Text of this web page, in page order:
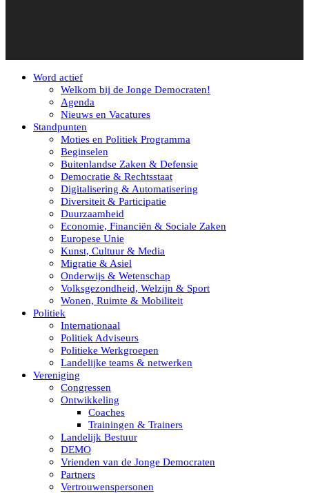
Word actief
Welkom bij de Jonge Democraten!
Agenda
Nieuws en Vacatures
Standpunten
Moties en Politiek Programma
Beginselen
Buitenlandse Zaken & Defensie
Democratie & Rechtsstaat
Digitalisering & Automatisering
Diversiteit & Participatie
Duurzaamheid
Economie, Financiën & Sociale Zaken
Europese Unie
Kunst, Cultuur & Media
Migratie & Asiel
Onderwijs & Wetenschap
Volksgezondheid, Welzijn & Sport
Wonen, Ruimte & Mobiliteit
Politiek
Internationaal
Politiek Adviseurs
Politieke Werkgroepen
Landelijke teams & netwerken
Vereniging
Congressen
Ontwikkeling
Coaches
Trainingen & Trainers
Landelijk Bestuur
DEMO
Vrienden van de Jonge Democraten
Partners
Vertrouwenspersonen